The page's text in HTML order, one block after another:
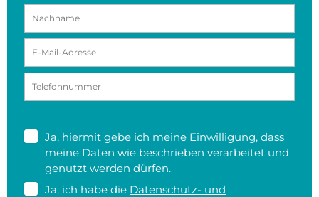
Ja, hiermit gebe ich meine Einwilligung, dass
meine Daten wie beschrieben verarbeitet und
genutzt werden dürfen.
Ja, ich habe die Datenschutz- und